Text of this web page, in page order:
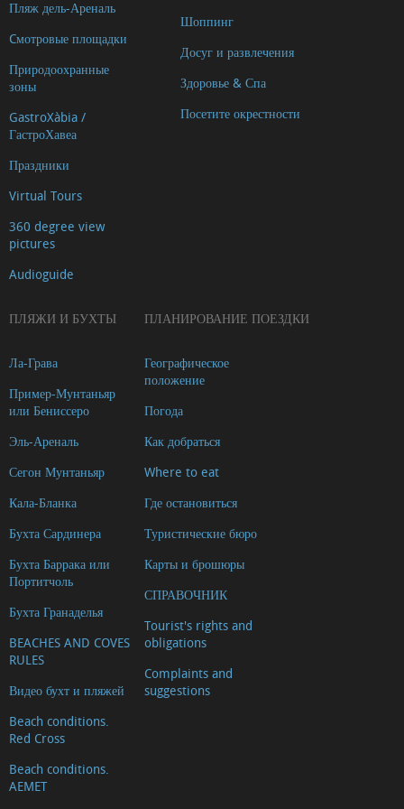
de
Sant
Antoni
Mirador
Cap
Negre
Mirador
Creu
del
Portitxol
Mirador
la
Mirador
L'illa
Mirador
la
Falzia
Mirador
Mirador
de
Pesqueres
Mirador
Molins
de
la
Plana
Пляж дель-Ареналь
Cмотровые площадки
Природоохранные
зоны
GastroXàbia /
ГастроХавеа
Праздники
Virtual Tours
360 degree view
pictures
Audioguide
Шоппинг
Досуг и развлечения
Здоровье & Спа
Посетите окрестности
ПЛЯЖИ И БУХТЫ
Ла-Грава
Пример-Мунтаньяр
или Бениссеро
Эль-Ареналь
Сегон Мунтаньяр
Кала-Бланка
Бухта Сардинера
Бухта Баррака или
Портитчоль
Бухта Гранаделья
BEACHES AND COVES
RULES
Видео бухт и пляжей
Beach conditions.
Red Cross
Beach conditions.
AEMET
ПЛАНИРОВАНИЕ ПОЕЗДКИ
Географическое
положение
Погода
Как добраться
Where to eat
Где остановиться
Туристические бюро
Карты и брошюры
СПРАВОЧНИК
Tourist's rights and
obligations
Complaints and
suggestions